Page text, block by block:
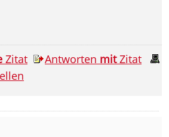
Zitat Antworten mitZitat